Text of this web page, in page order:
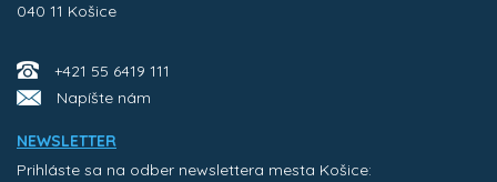
040 11 Košice
+421 55 6419 111
Napíšte nám
NEWSLETTER
Prihláste sa na odber newslettera mesta Košice: